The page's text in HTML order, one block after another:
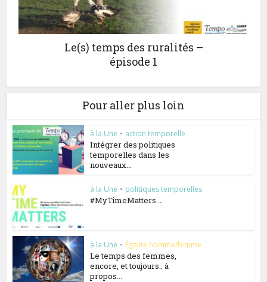
Le(s) temps des ruralités –
épisode 1
Pour aller plus loin
à la Une • action temporelle
Intégrer des politiques
temporelles dans les
nouveaux...
à la Une • politiques temporelles
#MyTimeMatters …
à la Une • Égalité homme/femme
Le temps des femmes,
encore, et toujours.. à
propos...